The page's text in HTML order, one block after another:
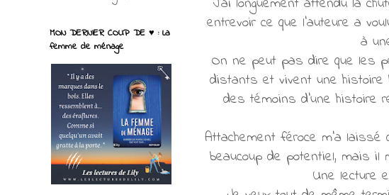
entrevoir ce que l'auteure a
à
On ne peut pas dire que les
distants et vivent une
des témoins d'une histoire
Attachement féroce m'a laissé
beaucoup de potentiel, mais
Une lecture
MON DERNIER COUP DE ♥ : La
femme de ménage